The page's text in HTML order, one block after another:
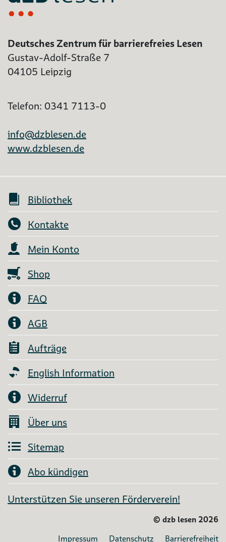
Deutsches Zentrum für barrierefreies Lesen
Gustav-Adolf-Straße 7
04105 Leipzig
Telefon: 0341 7113-0
info@dzblesen.de
www.dzblesen.de
Bibliothek
Kontakte
Mein Konto
Shop
FAQ
AGB
Aufträge
English Information
Widerruf
Über uns
Sitemap
Abo kündigen
Unterstützen Sie unseren Förderverein!
© dzb lesen 2026
Impressum
Datenschutz Barrierefreiheit